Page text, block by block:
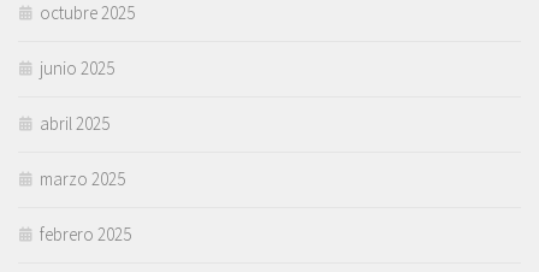
octubre 2025
junio 2025
abril 2025
marzo 2025
febrero 2025